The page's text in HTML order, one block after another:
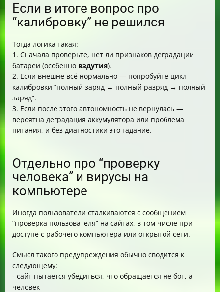
Если в итоге вопрос про
“калибровку” не решился
Тогда логика такая:
1. Сначала проверьте, нет ли признаков деградации
батареи (особенно вздутия).
2. Если внешне всё нормально — попробуйте цикл
калибровки “полный заряд → полный разряд → полный
заряд”.
3. Если после этого автономность не вернулась —
вероятна деградация аккумулятора или проблема
питания, и без диагностики это гадание.
Отдельно про “проверку
человека” и вирусы на
компьютере
Иногда пользователи сталкиваются с сообщением
“проверка пользователя” на сайтах, в том числе при
доступе с рабочего компьютера или открытой сети.
Смысл такого предупреждения обычно сводится к
следующему:
- сайт пытается убедиться, что обращается не бот, а
человек